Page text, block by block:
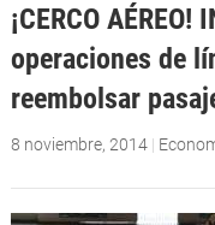
¡CERCO
operaciones de
reembolsar
8 noviembre, 2014|